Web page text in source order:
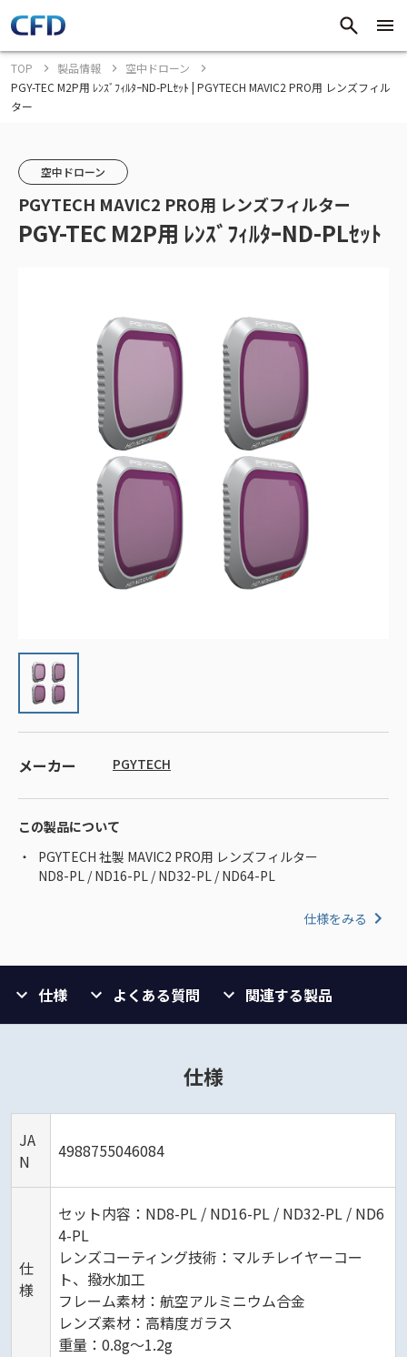
TOP 製品情報
空中ドローン
PGY-TEC M2P用 ﾚﾝｽﾞﾌｨﾙﾀｰND-PLｾｯﾄ | PGYTECH MAVIC2 PRO用 レンズフィル
ター
空中ドローン
PGYTECH MAVIC2 PRO用 レンズフィルター
PGY-TEC M2P用 ﾚﾝｽﾞﾌｨﾙﾀｰND-PLｾｯﾄ
メーカー PGYTECH
この製品について
PGYTECH 社製 MAVIC2 PRO用 レンズフィルター
ND8-PL / ND16-PL / ND32-PL / ND64-PL
仕様をみる
仕様 よくある質問 関連する製品
仕様
JA
N
4988755046084
仕
様
セット内容：ND8-PL / ND16-PL / ND32-PL / ND6
4-PL
レンズコーティング技術：マルチレイヤーコー
ト、撥水加工
フレーム素材：航空アルミニウム合金
レンズ素材：高精度ガラス
重量：0.8g～1.2g